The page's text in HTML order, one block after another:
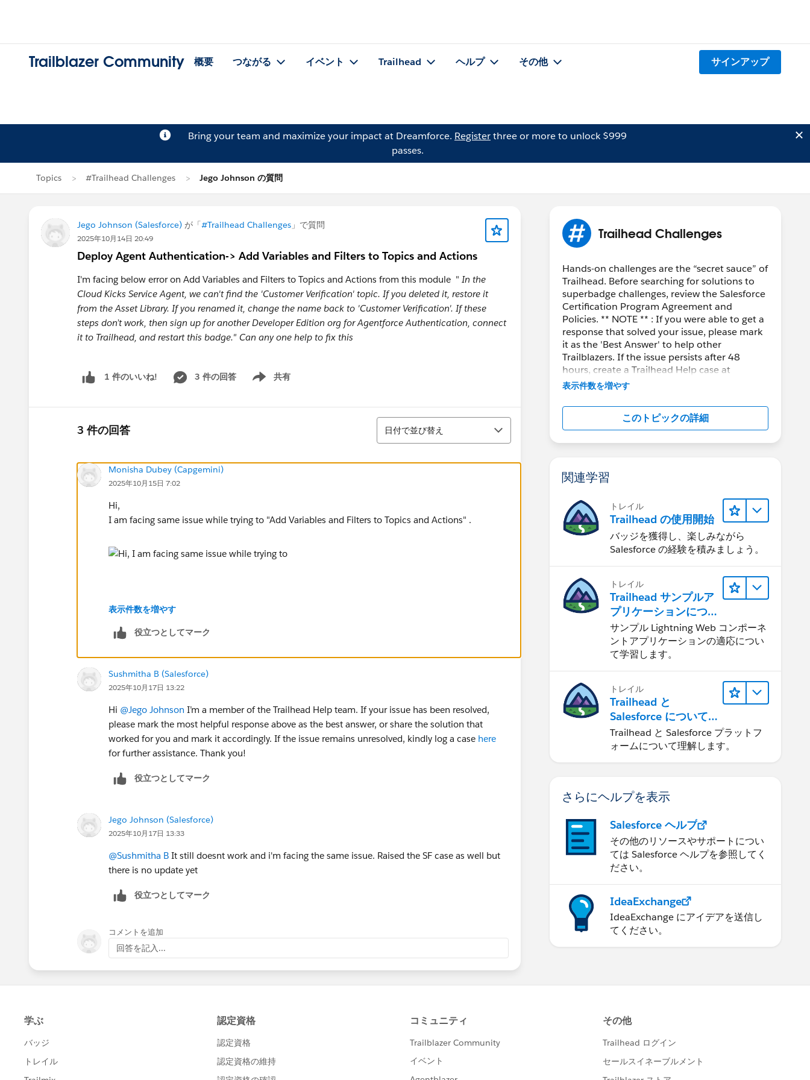
Trailblazer Community 概要 つながる イベント Trailhead ヘルプ その他 サインアップ
Bring your team and maximize your impact at Dreamforce. Registerthree or more to unlock $999
passes.
Topics #Trailhead Challenges Jego Johnson の質問
Jego Johnson (Salesforce) が「#Trailhead Challenges 」で質問
2025年10月14日 20:49
Deploy Agent Authentication-> Add Variables and Filters to Topics and Actions
I'm facing below error on Add Variables and Filters to Topics and Actions from this module " In the
Cloud Kicks Service Agent, we can't find the 'Customer Verification' topic. If you deleted it, restore it
from the Asset Library. If you renamed it, change the name back to 'Customer Verification'. If these
steps don’t work, then sign up for another Developer Edition org for Agentforce Authentication, connect
it to Trailhead, and restart this badge." Can any one help to fix this
1 件のいいね! 3 件の回答 共有
Show menu
3 件の回答
並び替え
日付で並び替え
Monisha Dubey (Capgemini)
2025年10月15日 7:02
Hi,
I am facing same issue while trying to "Add Variables and Filters to Topics and Actions" .
Thanks,
Monisha
#Agentforce #Agentblazer_Legend
表示件数を増やす
役立つとしてマーク
Sushmitha B (Salesforce)
2025年10月17日 13:22
Hi @Jego Johnson I’m a member of the Trailhead Help team. If your issue has been resolved,
please mark the most helpful response above as the best answer, or share the solution that
worked for you and mark it accordingly. If the issue remains unresolved, kindly log a case here
for further assistance. Thank you!
役立つとしてマーク
Jego Johnson (Salesforce)
2025年10月17日 13:33
@Sushmitha B It still doesnt work and i'm facing the same issue. Raised the SF case as well but
there is no update yet
役立つとしてマーク
コメントを追加
回答を記入...
Trailhead Challenges
Hands-on challenges are the “secret sauce” of
Trailhead. Before searching for solutions to
superbadge challenges, review the Salesforce
Certification Program Agreement and
Policies. ** NOTE ** : If you were able to get a
response that solved your issue, please mark
it as the 'Best Answer' to help other
Trailblazers. If the issue persists after 48
hours, create a Trailhead Help case at
https://help.salesforce.com/s/support
表示件数を増やす
このトピックの詳細
関連学習
トレイル
Trailhead の使用開始
バッジを獲得し、楽しみながら
Salesforce の経験を積みましょう。
トレイル
Trailhead サンプルア
プリケーションにつ
いて知る
サンプル Lightning Web コンポーネ
ントアプリケーションの適応につい
て学習します。
トレイル
Trailhead と
Salesforce について
学ぶ
Trailhead と Salesforce プラットフ
ォームについて理解します。
さらにヘルプを表示
Salesforce ヘルプ
その他のリソースやサポートについ
ては Salesforce ヘルプを参照してく
ださい。
IdeaExchange
IdeaExchange にアイデアを送信し
てください。